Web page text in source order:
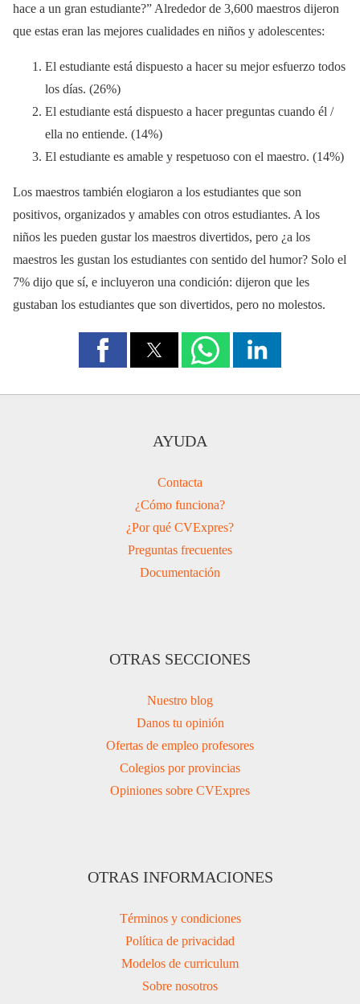
hace a un gran estudiante?” Alrededor de 3,600 maestros dijeron
que estas eran las mejores cualidades en niños y adolescentes:
El estudiante está dispuesto a hacer su mejor esfuerzo todos
los días. (26%)
El estudiante está dispuesto a hacer preguntas cuando él /
ella no entiende. (14%)
El estudiante es amable y respetuoso con el maestro. (14%)
Los maestros también elogiaron a los estudiantes que son
positivos, organizados y amables con otros estudiantes. A los
niños les pueden gustar los maestros divertidos, pero ¿a los
maestros les gustan los estudiantes con sentido del humor? Solo el
7% dijo que sí, e incluyeron una condición: dijeron que les
gustaban los estudiantes que son divertidos, pero no molestos.
AYUDA
Contacta
¿Cómo funciona?
¿Por qué CVExpres?
Preguntas frecuentes
Documentación
OTRAS SECCIONES
Nuestro blog
Danos tu opinión
Ofertas de empleo profesores
Colegios por provincias
Opiniones sobre CVExpres
OTRAS INFORMACIONES
Términos y condiciones
Política de privacidad
Modelos de curriculum
Sobre nosotros